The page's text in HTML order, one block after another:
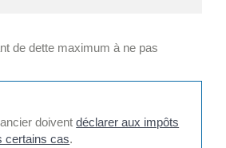
de dette maximum à ne pas
doiventdéclarer aux impôts
certains cas.